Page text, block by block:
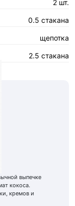
2 шт.
0.5 стакана
щепотка
2.5 стакана
выпечке
кокоса.
кремов и